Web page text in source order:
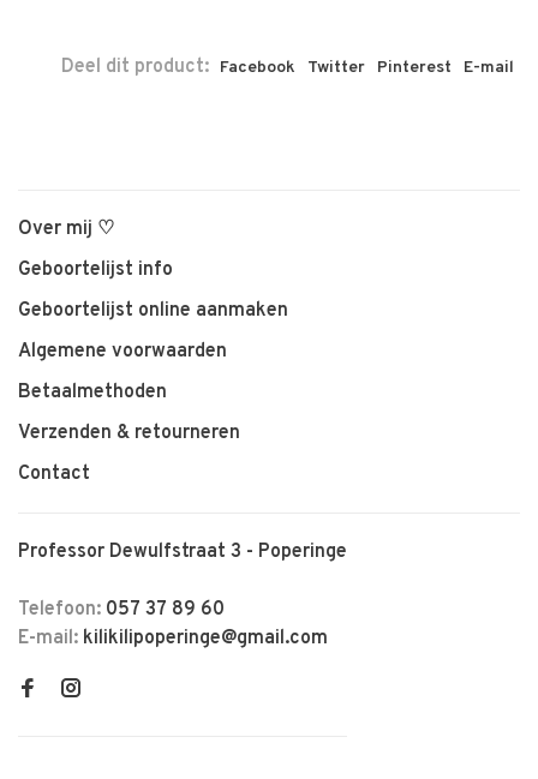
Deel dit product: Facebook Twitter Pinterest E-mail
Over mij ♡
Geboortelijst info
Geboortelijst online aanmaken
Algemene voorwaarden
Betaalmethoden
Verzenden & retourneren
Contact
Professor Dewulfstraat 3 - Poperinge
Telefoon: 057 37 89 60
E-mail: kilikilipoperinge@gmail.com